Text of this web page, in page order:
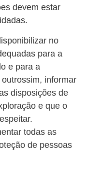
devem estar
no
para a
e para a
informar
disposições de
e que o
todas as
de pessoas